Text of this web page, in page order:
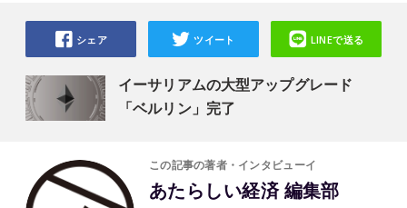
イーサリアムの大型アップグレード
「ベルリン」完了
シェア ツイート LINEで送る
この記事の著者・インタビューイ
あたらしい経済 編集部